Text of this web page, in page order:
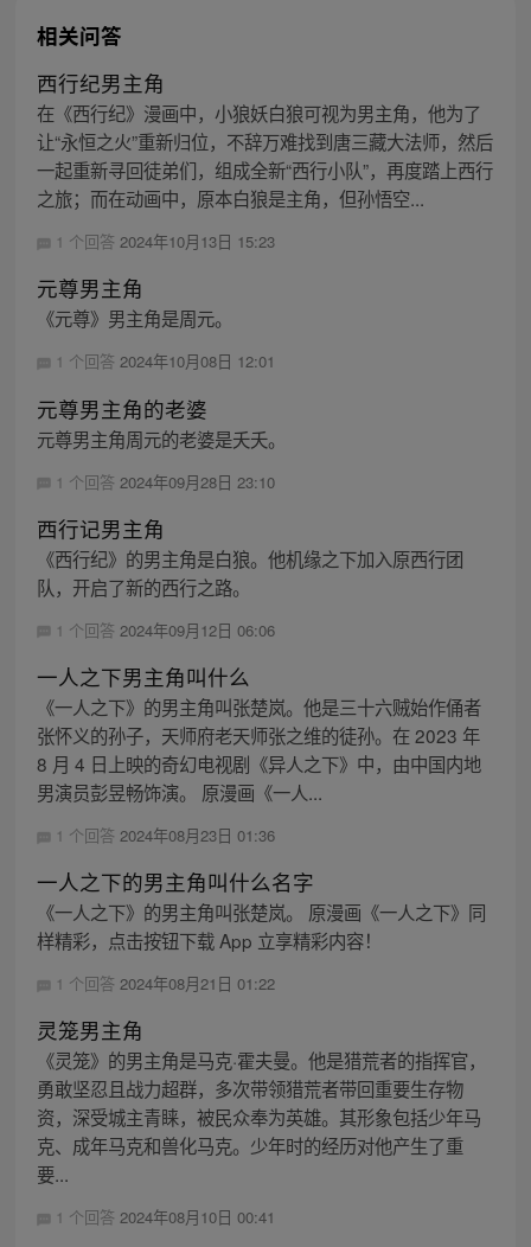
相关问答
西行纪男主角
在《西行纪》漫画中，小狼妖白狼可视为男主角，他为了
让“永恒之火”重新归位，不辞万难找到唐三藏大法师，然后
一起重新寻回徒弟们，组成全新“西行小队”，再度踏上西行
之旅；而在动画中，原本白狼是主角，但孙悟空...
1 个回答 2024年10月13日 15:23
元尊男主角
《元尊》男主角是周元。
1 个回答 2024年10月08日 12:01
元尊男主角的老婆
元尊男主角周元的老婆是夭夭。
1 个回答 2024年09月28日 23:10
西行记男主角
《西行纪》的男主角是白狼。他机缘之下加入原西行团
队，开启了新的西行之路。
1 个回答 2024年09月12日 06:06
一人之下男主角叫什么
《一人之下》的男主角叫张楚岚。他是三十六贼始作俑者
张怀义的孙子，天师府老天师张之维的徒孙。在 2023 年
8 月 4 日上映的奇幻电视剧《异人之下》中，由中国内地
男演员彭昱畅饰演。 原漫画《一人...
1 个回答 2024年08月23日 01:36
一人之下的男主角叫什么名字
《一人之下》的男主角叫张楚岚。 原漫画《一人之下》同
样精彩，点击按钮下载 App 立享精彩内容！
1 个回答 2024年08月21日 01:22
灵笼男主角
《灵笼》的男主角是马克·霍夫曼。他是猎荒者的指挥官，
勇敢坚忍且战力超群，多次带领猎荒者带回重要生存物
资，深受城主青睐，被民众奉为英雄。其形象包括少年马
克、成年马克和兽化马克。少年时的经历对他产生了重
要...
1 个回答 2024年08月10日 00:41